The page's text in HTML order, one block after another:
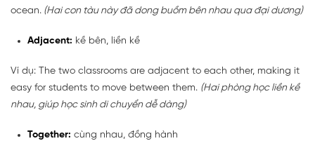
ocean. (Hai con tàu này đã dong buồm bên nhau qua đại dương)
Adjacent: kề bên, liền kề
Ví dụ: The two classrooms are adjacent to each other, making it
easy for students to move between them. (Hai phòng học liền kề
nhau, giúp học sinh di chuyển dễ dàng)
Together: cùng nhau, đồng hành